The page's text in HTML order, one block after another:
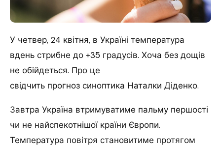
У четвер, 24 квітня, в Україні температура
вдень стрибне до +35 градусів. Хоча без дощів
не обійдеться. Про це
свідчить прогноз синоптика Наталки Діденко.
Завтра Україна втримуватиме пальму першості
чи не найспекотнішої країни Європи.
Температура повітря становитиме протягом